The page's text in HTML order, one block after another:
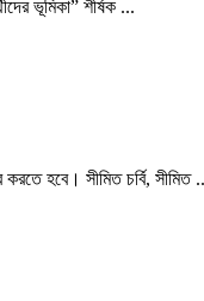
ভূমিকা” শীর্ষক ...
করতে হবে। সীমিত চর্বি, সীমিত